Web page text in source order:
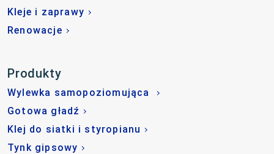
Kleje i zaprawy
Renowacje
Produkty
Wylewka samopoziomująca
Gotowa gładź
Klej do siatki i styropianu
Tynk gipsowy